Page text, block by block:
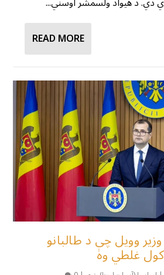
READ MORE
وویل چې د طالبانو
غلطي وه